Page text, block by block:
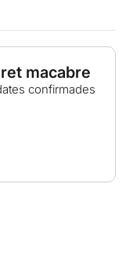
macabre
confirmades